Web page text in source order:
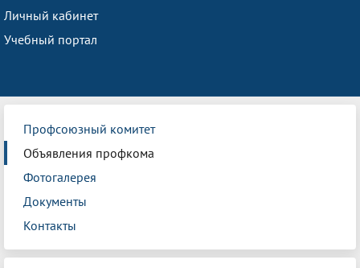
Личный кабинет
Учебный портал
Профсоюзный комитет
Объявления профкома
Фотогалерея
Документы
Контакты